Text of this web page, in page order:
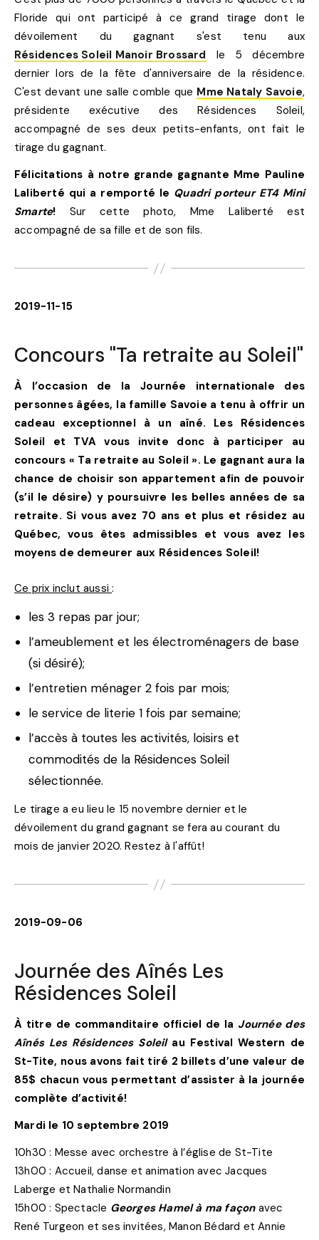
Floride qui ont participé à ce grand tirage dont le
dévoilement du gagnant s'est tenu aux
Résidences Soleil Manoir Brossard le 5 décembre
dernier lors de la fête d'anniversaire de la résidence.
C'est devant une salle comble que Mme Nataly Savoie,
présidente exécutive des Résidences Soleil,
accompagné de ses deux petits-enfants, ont fait le
tirage du gagnant.
Félicitations à notre grande gagnante Mme Pauline
Laliberté qui a remporté le Quadri porteur ET4 Mini
Smarte! Sur cette photo, Mme Laliberté est
accompagné de sa fille et de son fils.
2019-11-15
Concours "Ta retraite au Soleil"
À l’occasion de la Journée internationale des
personnes âgées, la famille Savoie a tenu à offrir un
cadeau exceptionnel à un aîné. Les Résidences
Soleil et TVA vous invite donc à participer au
concours « Ta retraite au Soleil ». Le gagnant aura la
chance de choisir son appartement afin de pouvoir
(s’il le désire) y poursuivre les belles années de sa
retraite. Si vous avez 70 ans et plus et résidez au
Québec, vous êtes admissibles et vous avez les
moyens de demeurer aux Résidences Soleil!
Ce prix inclut aussi:
les 3 repas par jour;
l’ameublement et les électroménagers de base
(si désiré);
l’entretien ménager 2 fois par mois;
le service de literie 1 fois par semaine;
l’accès à toutes les activités, loisirs et
commodités de la Résidences Soleil
sélectionnée.
Le tirage a eu lieu le 15 novembre dernier et le
dévoilement du grand gagnant se fera au courant du
mois de janvier 2020. Restez à l'affût!
2019-09-06
Journée des Aînés Les
Résidences Soleil
À titre de commanditaire officiel de la Journée des
Aînés Les Résidences Soleilau Festival Western de
St-Tite, nous avons fait tiré 2 billets d’une valeur de
85$ chacun vous permettant d’assister à la journée
complète d’activité!
Mardi le 10 septembre 2019
10h30 : Messe avec orchestre à l’église de St-Tite
13h00 : Accueil, danse et animation avec Jacques
Laberge et Nathalie Normandin
15h00 : Spectacle Georges Hamel à ma façonavec
René Turgeon et ses invitées, Manon Bédard et Annie